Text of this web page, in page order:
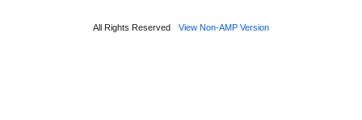
All Rights Reserved View Non-AMP Version